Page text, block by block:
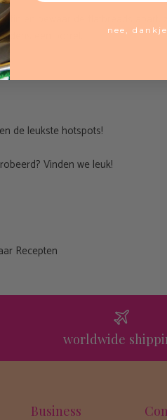
en bewaar de flatbreads apart,
een borrel.
de leukste hotspots!
Vinden we leuk!
Recepten
worldwide
Business
nee,